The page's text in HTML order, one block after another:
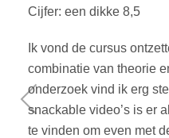
Cijfer: een dikke 8,5
Ik vond de cursus
combinatie van theorie
onderzoek vind ik erg
snackable video’s is er
te vinden om even met